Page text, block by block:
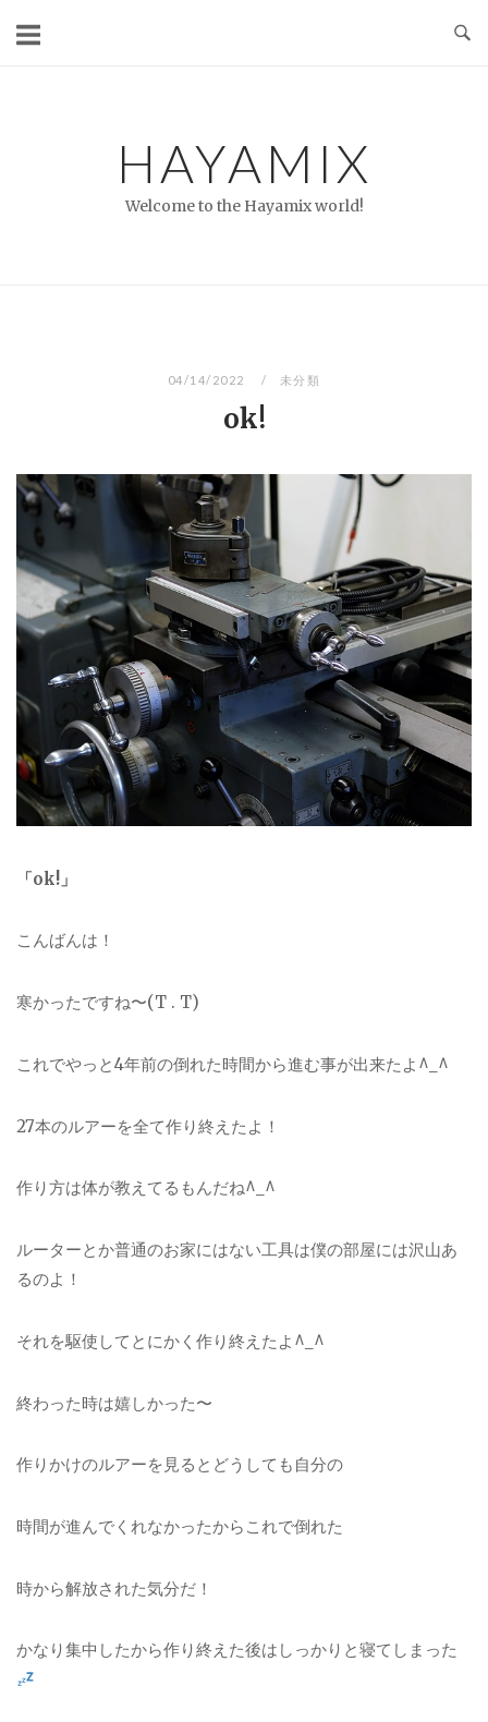
HAYAMIX
Welcome to the Hayamix world!
04/14/2022 未分類
ok!
「ok!」
こんばんは！
寒かったですね〜(T . T)
これでやっと4年前の倒れた時間から進む事が出来たよ^_^
27本のルアーを全て作り終えたよ！
作り方は体が教えてるもんだね^_^
ルーターとか普通のお家にはない工具は僕の部屋には沢山あ
るのよ！
それを駆使してとにかく作り終えたよ^_^
終わった時は嬉しかった〜
作りかけのルアーを見るとどうしても自分の
時間が進んでくれなかったからこれで倒れた
時から解放された気分だ！
かなり集中したから作り終えた後はしっかりと寝てしまった